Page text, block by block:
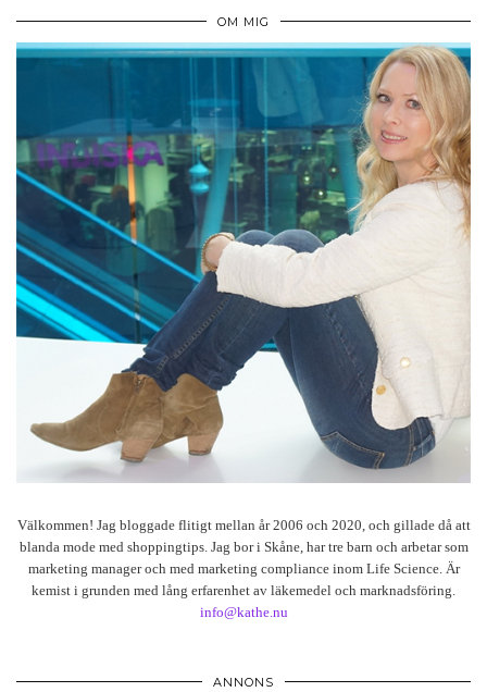
OM MIG
Välkommen! Jag bloggade flitigt mellan år 2006 och 2020, och gillade då att
blanda mode med shoppingtips. Jag bor i Skåne, har tre barn och arbetar som
marketing manager och med marketing compliance inom Life Science. Är
kemist i grunden med lång erfarenhet av läkemedel och marknadsföring.
info@kathe.nu
ANNONS